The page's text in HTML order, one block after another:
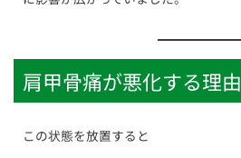
肩甲骨痛が悪化する理由
この状態を放置すると